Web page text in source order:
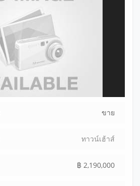
ขาย
ทาวน์เฮ้าส์
฿ 2,190,000